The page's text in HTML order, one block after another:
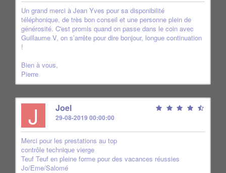
Un grand merci à Jean Yves pour sa disponibilité
téléphonique, de très bon conseil et une personne plein de
générosité. C'est promis quand on passe dans le coin avec
Guillaume V, on s’arrête pour dire bonjour, longue continuation
!
Bien à vous,
Pierre
J Joel
29-08-2019 00:00:00
Merci pour les prestations au top
contrôle technique vierge
Teuf Teuf en pleine forme pour des vacances réussies
Jo/Eme/Salomé